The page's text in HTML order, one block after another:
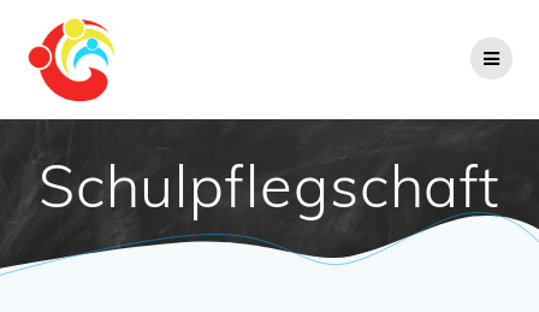
Schulpflegschaft